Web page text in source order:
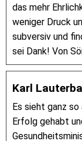
das mehr
weniger Druck
subversiv und
sei Dank! Von
Karl
Es sieht ganz
Erfolg gehabt